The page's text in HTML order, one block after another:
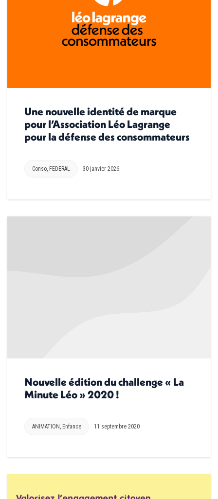
Une nouvelle identité de marque
pour l’Association Léo Lagrange
pour la défense des consommateurs
Conso FEDERAL 30 janvier 2026
Nouvelle édition du challenge « La
Minute Léo » 2020 !
ANIMATION , Enfance 11 septembre 2020